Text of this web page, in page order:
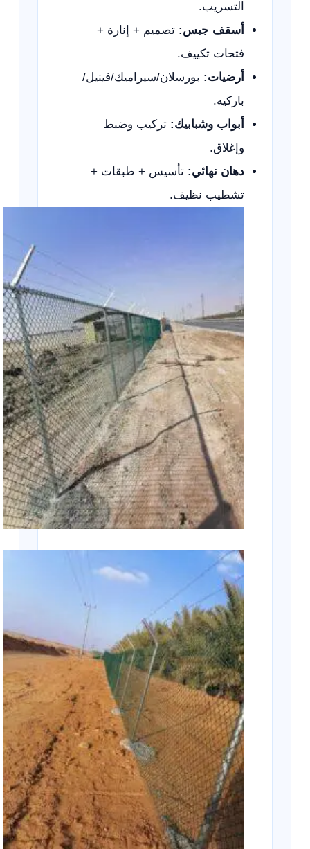
التسريب.
أسقف جبس: تصميم + إنارة +
فتحات تكييف.
أرضيات: بورسلان/سيراميك/فينيل/
باركيه.
أبواب وشبابيك: تركيب وضبط
وإغلاق.
دهان نهائي: تأسيس + طبقات +
تشطيب نظيف.